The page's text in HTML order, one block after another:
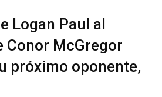
Logan Paul al
Conor McGregor
próximo oponente,